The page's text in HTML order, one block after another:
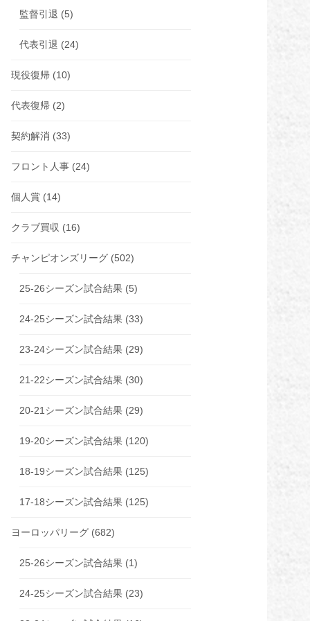
監督引退 (5)
代表引退 (24)
現役復帰 (10)
代表復帰 (2)
契約解消 (33)
フロント人事 (24)
個人賞 (14)
クラブ買収 (16)
チャンピオンズリーグ (502)
25-26シーズン試合結果 (5)
24-25シーズン試合結果 (33)
23-24シーズン試合結果 (29)
21-22シーズン試合結果 (30)
20-21シーズン試合結果 (29)
19-20シーズン試合結果 (120)
18-19シーズン試合結果 (125)
17-18シーズン試合結果 (125)
ヨーロッパリーグ (682)
25-26シーズン試合結果 (1)
24-25シーズン試合結果 (23)